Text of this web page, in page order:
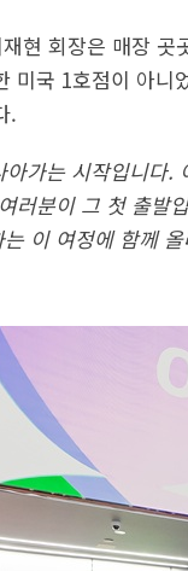
현 회장은 매장
미국 1호점이 아
.
아가는 시작입니다
러분이 그 첫 출발
이 여정에 함께